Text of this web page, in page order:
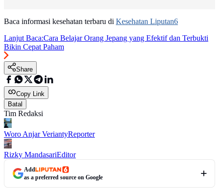
Baca informasi kesehatan terbaru di Kesehatan Liputan6
Lanjut Baca:Cara Belajar Orang Jepang yang Efektif dan Terbukti
Bikin Cepat Paham
Share
Copy Link
Batal
Tim Redaksi
Woro Anjar VeriantyReporter
Rizky MandasariEditor
Add
as a preferred source on Google